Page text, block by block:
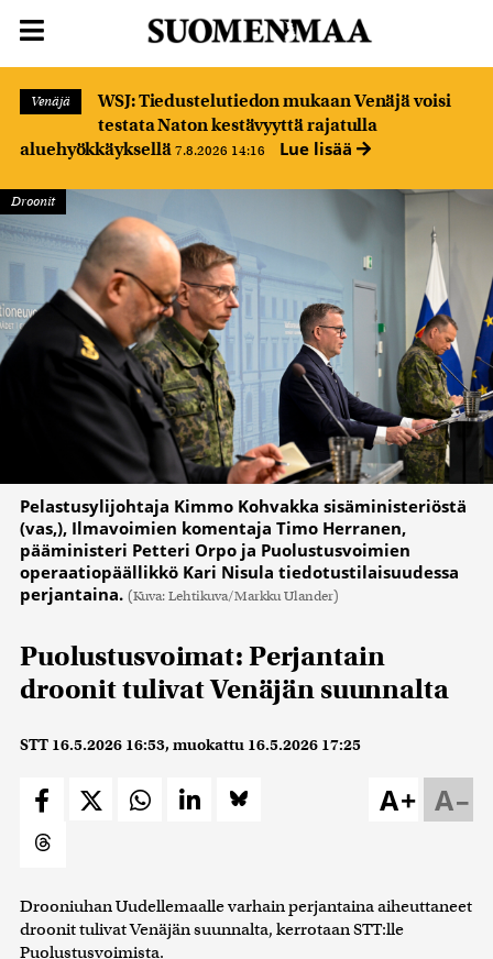
Venäjä
WSJ: Tiedustelutiedon mukaan Venäjä voisi
testata Naton kestävyyttä rajatulla
aluehyökkäyksellä 7.8.2026 14:16 Lue lisää
Droonit
Pelastusylijohtaja Kimmo Kohvakka sisäministeriöstä
(vas,), Ilmavoimien komentaja Timo Herranen,
pääministeri Petteri Orpo ja Puolustusvoimien
operaatiopäällikkö Kari Nisula tiedotustilaisuudessa
perjantaina. (Kuva: Lehtikuva/Markku Ulander)
Puolustusvoimat: Perjantain
droonit tulivat Venäjän suunnalta
STT 16.5.2026 16:53, muokattu 16.5.2026 17:25
A–
A+
Drooniuhan Uudellemaalle varhain perjantaina aiheuttaneet
droonit tulivat Venäjän suunnalta, kerrotaan STT:lle
Puolustusvoimista.